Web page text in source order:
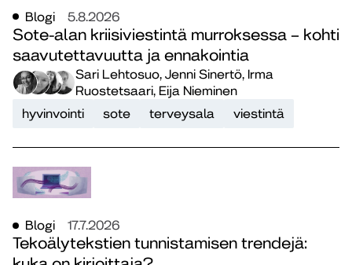
Blogi 5.8.2026
Sote-alan kriisiviestintä murroksessa – kohti
saavutettavuutta ja ennakointia
Sari Lehtosuo, Jenni Sinertö, Irma
Ruostetsaari, Eija Nieminen
hyvinvointi
sote terveysala viestintä
Blogi 17.7.2026
Tekoälytekstien tunnistamisen trendejä: